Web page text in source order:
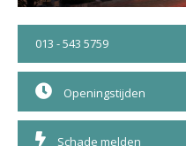
013 - 543 5759
Openingstijden
Schade melden